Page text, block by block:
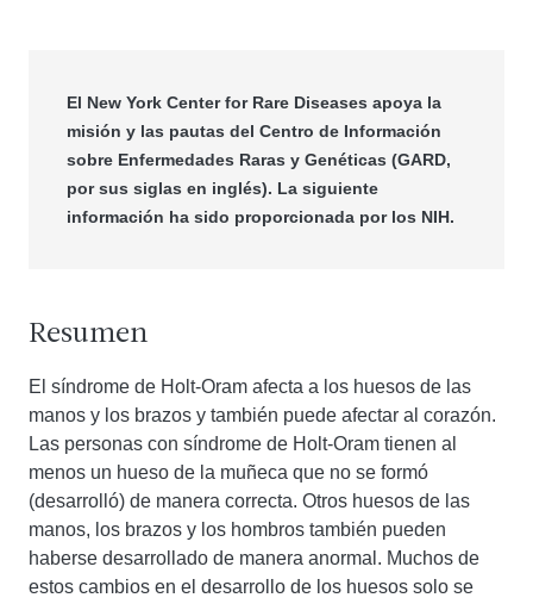
El New York Center for Rare Diseases apoya la
misión y las pautas del Centro de Información
sobre Enfermedades Raras y Genéticas (GARD,
por sus siglas en inglés). La siguiente
información ha sido proporcionada por los NIH.
Resumen
El síndrome de Holt-Oram afecta a los huesos de las
manos y los brazos y también puede afectar al corazón.
Las personas con síndrome de Holt-Oram tienen al
menos un hueso de la muñeca que no se formó
(desarrolló) de manera correcta. Otros huesos de las
manos, los brazos y los hombros también pueden
haberse desarrollado de manera anormal. Muchos de
estos cambios en el desarrollo de los huesos solo se